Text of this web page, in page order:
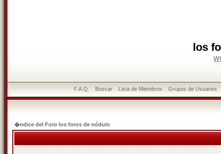
los
F.A.Q. Buscar Lista de Miembros Grupos de Usuarios
�ndice del Foro los foros de nódulo